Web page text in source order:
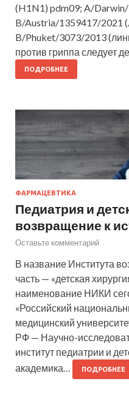
(H1N1) pdm09; A/
B/Austria/1359417/2021
B/Phuket/3073/2013
против гриппа следует
ПОДРОБНЕЕ
ФАРМАЦЕВТИКА
Педиатрия и
возвращение к
Оставьте комментарий
В название Института
часть — «детская
наименование НИКИ
«Российский
медицинский
РФ — Научно-
институт педиатрии и
академика…
ПОДРОБНЕЕ